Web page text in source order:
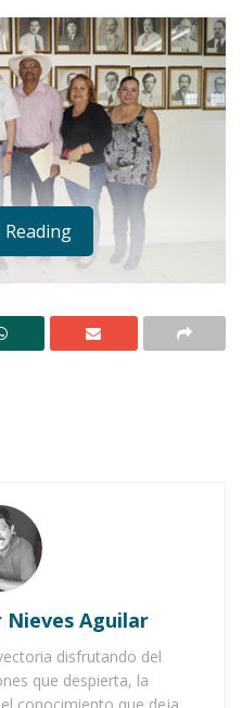
municipal a una
municipio de San
Reyes con rosca y
Nieves Aguilar
disfrutando del
que despierta, la